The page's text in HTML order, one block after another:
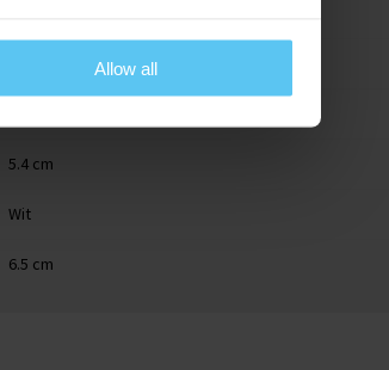
Allow all
5.4 cm
Wit
6.5 cm